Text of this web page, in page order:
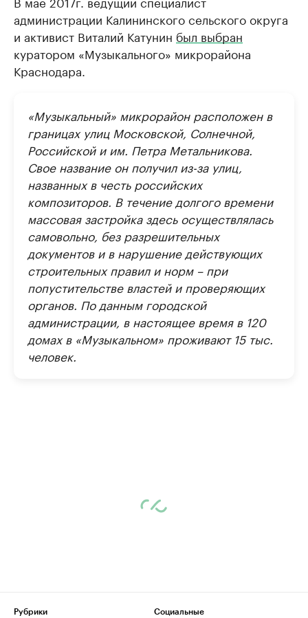
администрации Калининского сельского округа
и активист Виталий Катунин был выбран
куратором «Музыкального» микрорайона
Краснодара.
«Музыкальный» микрорайон расположен в
границах улиц Московской, Солнечной,
Российской и им. Петра Метальникова.
Свое название он получил из-за улиц,
названных в честь российских
композиторов. В течение долгого времени
массовая застройка здесь осуществлялась
самовольно, без разрешительных
документов и в нарушение действующих
строительных правил и норм – при
попустительстве властей и проверяющих
органов. По данным городской
администрации, в настоящее время в 120
домах в «Музыкальном» проживают 15 тыс.
человек.
Рубрики
Социальные